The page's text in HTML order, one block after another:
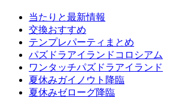
当たりと最新情報
交換おすすめ
テンプレパーティまとめ
パズドラアイランドコロシアム
ワンタッチパズドラアイランド
夏休みガイノウト降臨
夏休みゼローグ降臨